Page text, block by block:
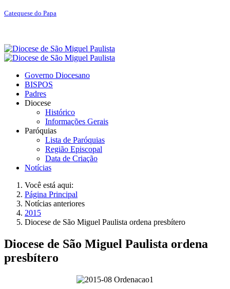
Catequese do Papa
Governo Diocesano
BISPOS
Padres
Diocese
Histórico
Informações Gerais
Paróquias
Lista de Paróquias
Região Episcopal
Data de Criação
Notícias
Você está aqui:
Página Principal
Notícias anteriores
2015
Diocese de São Miguel Paulista ordena presbítero
Diocese de São Miguel Paulista ordena
presbítero